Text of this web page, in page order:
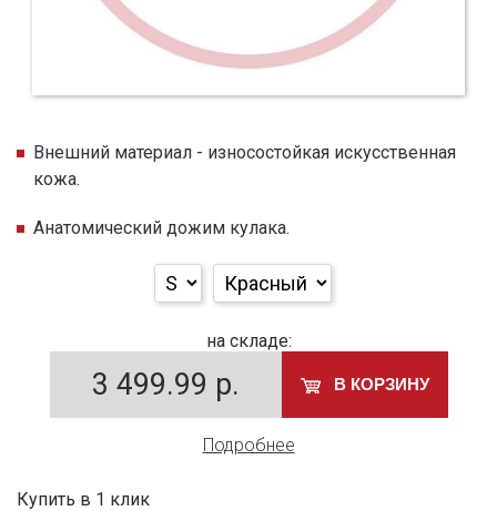
Внешний материал - износостойкая искусственная
кожа.
Анатомический дожим кулака.
на складе:
3 499.99 р. В КОРЗИНУ
Подробнее
Купить в 1 клик